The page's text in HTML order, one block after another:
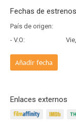
Fechas de estrenos
País de origen:
- V.O:
Vie,
Añadir fecha
Enlaces externos